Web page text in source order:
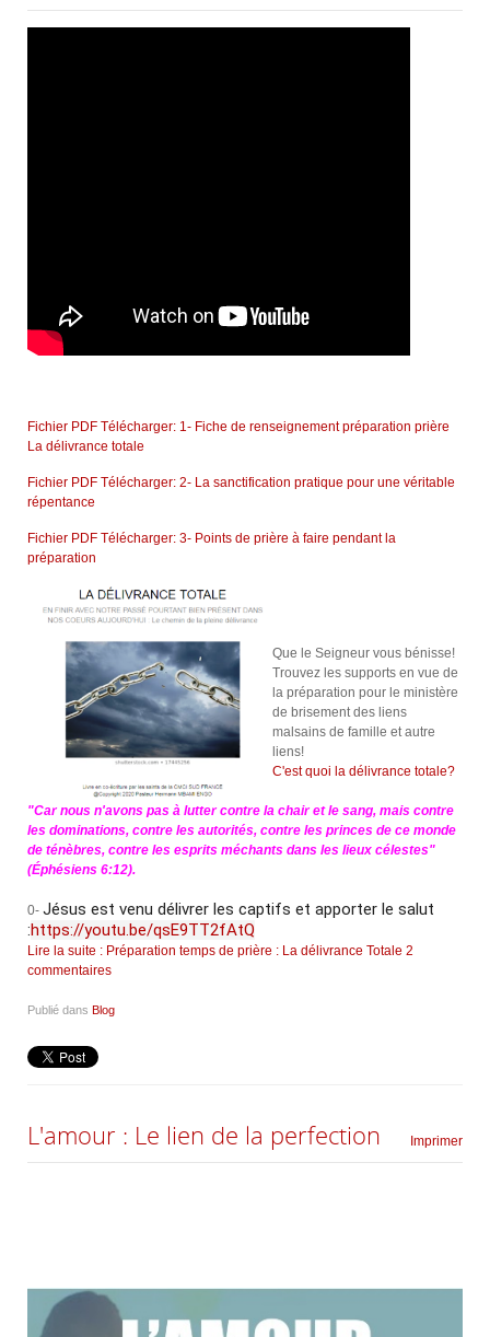
Fichier PDF Télécharger: 1- Fiche de renseignement préparation prière
La délivrance totale
Fichier PDF Télécharger: 2- La sanctification pratique pour une véritable
répentance
Fichier PDF Télécharger: 3- Points de prière à faire pendant la
préparation
Que le Seigneur vous bénisse!
Trouvez les supports en vue de
la préparation pour le ministère
de brisement des liens
malsains de famille et autre
liens!
C'est quoi la délivrance totale?
"Car nous n'avons pas à lutter contre la chair et le sang, mais contre
les dominations, contre les autorités, contre les princes de ce monde
de ténèbres, contre les esprits méchants dans les lieux célestes"
(Éphésiens 6:12).
0- Jésus est venu délivrer les captifs et apporter le salut
:https://youtu.be/qsE9TT2fAtQ
Lire la suite : Préparation temps de prière : La délivrance Totale 2
commentaires
Publié dans Blog
Imprimer
L'amour : Le lien de la perfection